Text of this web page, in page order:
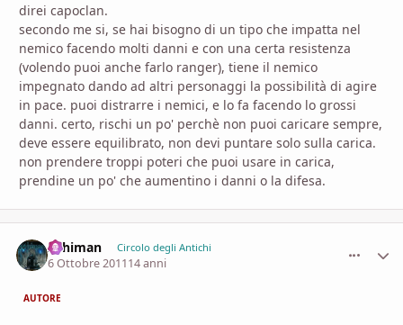
direi capoclan.
secondo me si, se hai bisogno di un tipo che impatta nel
nemico facendo molti danni e con una certa resistenza
(volendo puoi anche farlo ranger), tiene il nemico
impegnato dando ad altri personaggi la possibilità di agire
in pace. puoi distrarre i nemici, e lo fa facendo lo grossi
danni. certo, rischi un po' perchè non puoi caricare sempre,
deve essere equilibrato, non devi puntare solo sulla carica.
non prendere troppi poteri che puoi usare in carica,
prendine un po' che aumentino i danni o la difesa.
Arhiman Circolo degli Antichi
6 Ottobre 201114 anni
AUTORE